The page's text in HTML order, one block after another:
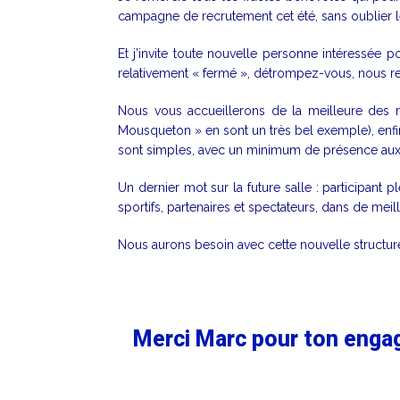
campagne de recrutement cet été, sans oublier
Et j’invite toute nouvelle personne intéressée
relativement « fermé », détrompez-vous, nous
Nous vous accueillerons de la meilleure des
Mousqueton » en sont un très bel exemple),
sont simples, avec un minimum de présence
Un dernier mot sur la future salle : participant
sportifs, partenaires et spectateurs, dans de
Nous aurons besoin avec cette nouvelle
Merci Marc pour ton